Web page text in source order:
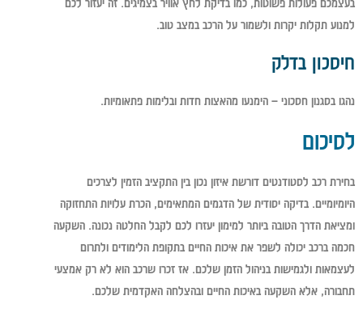
בעצמכם פעולות פשוטות, כמו בדיקת לחץ אוויר בצמיגים. זה יעזור לכם
למנוע תקלות יקרות ולשמור על הרכב במצב טוב.
חיסכון בדלק
נהגו בסגנון חסכוני – הימנעו מהאצות חדות ובלימות פתאומיות.
לסיכום
בחירת רכב לסטודנטים דורשת איזון נכון בין התקציב הזמין לצרכים
היומיומיים. בדיקה יסודית של הדגמים המתאימים, הכרת עלויות התחזוקה
ומציאת הדרך הטובה ביותר למימון יעזרו לכם לקבל החלטה נכונה. השקעה
חכמה ברכב יכולה לשפר את איכות החיים בתקופת הלימודים ולתרום
לעצמאות ולגמישות בניהול הזמן שלכם. אז זכרו שרכב הוא לא רק אמצעי
תחבורה, אלא השקעה באיכות החיים ובהצלחה האקדמית שלכם.